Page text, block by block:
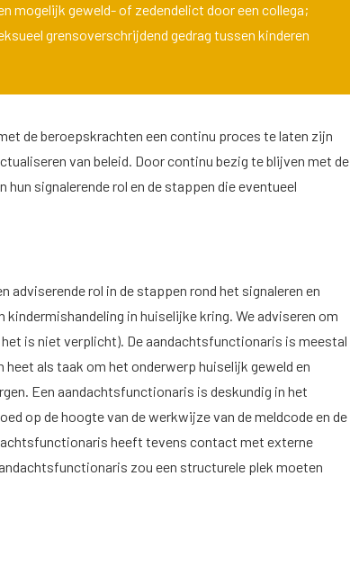
mogelijk geweld- of zedendelict door een collega;
grensoverschrijdend gedrag tussen kinderen
de beroepskrachten een continu proces te laten zijn
van beleid. Door continu bezig te blijven met de
signalerende rol en de stappen die eventueel
rol in de stappen rond het signaleren en
in huiselijke kring. We adviseren om
is niet verplicht). De aandachtsfunctionaris is meestal
als taak om het onderwerp huiselijk geweld en
Een aandachtsfunctionaris is deskundig in het
op de hoogte van de werkwijze van de meldcode en de
heeft tevens contact met externe
zou een structurele plek moeten